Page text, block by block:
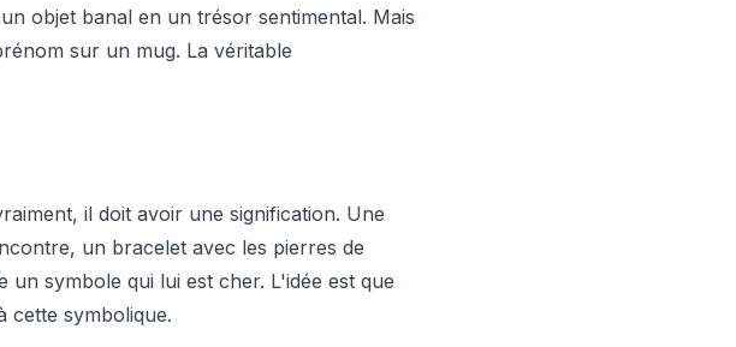
objet banal en un trésor sentimental. Mais
sur un mug. La véritable
il doit avoir une signification. Une
un bracelet avec les pierres de
symbole qui lui est cher. L'idée est que
cette symbolique.